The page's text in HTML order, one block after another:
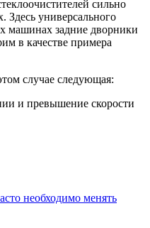
сильно
Здесь универсального
машинах задние дворники
в качестве примера
случае следующая:
и превышение скорости
необходимо менять